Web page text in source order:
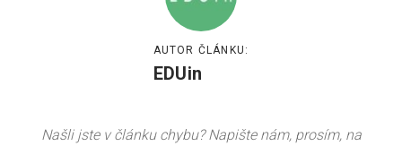
AUTOR ČLÁNKU:
EDUin
Našli jste v článku chybu? Napište nám, prosím, na